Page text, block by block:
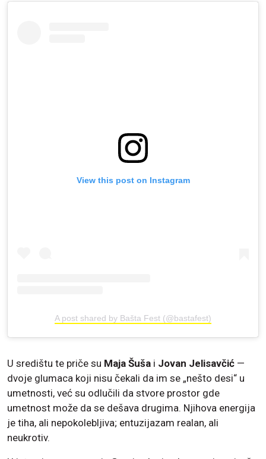
View this post on Instagram
A post shared by Bašta Fest (@bastafest)
U središtu te priče su Maja Šuša i Jovan Jelisavčić —
dvoje glumaca koji nisu čekali da im se „nešto desi“ u
umetnosti, već su odlučili da stvore prostor gde
umetnost može da se dešava drugima. Njihova energija
je tiha, ali nepokolebljiva; entuzijazam realan, ali
neukrotiv.